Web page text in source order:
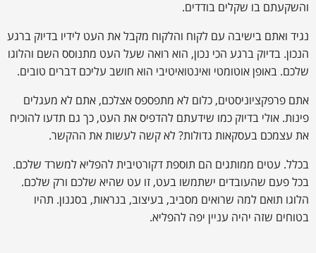
והשקעתם בו שקלים בודדים.
נגיד ואתם בישיבה עם לקוח והלקוח מקבל את העט לידיו בדיוק ברגע
הנכון. בדיוק ברגע הכי נכון, הוא רואה שעל העט מתנוסס השם והלוגו
שלכם. באופן אוטומטי ואינטואיטיבי הוא חושב עליכם דברים טובים.
אתם פרפקציוניסטים, כלום לא מתפספס אצלכם, אתם לא מעגלים
פינות. אולי בדיוק כמו שידעתם להדפיס את העט, כך גם תדעו להוכיח
את עצמכם בעסקאות גדולות? לא קשה לעשות את ההקשר.
בכלל. עטים ממותגים הם תוספת דקורטיבית להפליא למשרד שלכם.
בכל פעם שהעובדים ישתמשו בעט, זו עט שהיא שלכם ורק שלכם.
הלוגו תואם למה שרואים מסביב, בעיצוב, בנראות, בסגנון. תהיו
בטוחים שזה יהיה עניין יפה להפליא.